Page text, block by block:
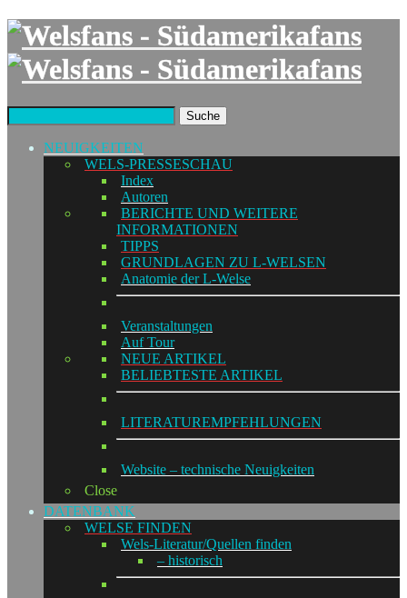
Suche
NEUIGKEITEN
WELS-PRESSESCHAU
Index
Autoren
BERICHTE UND WEITERE
INFORMATIONEN
TIPPS
GRUNDLAGEN ZU L-WELSEN
Anatomie der L-Welse
Veranstaltungen
Auf Tour
NEUE ARTIKEL
BELIEBTESTE ARTIKEL
LITERATUREMPFEHLUNGEN
Website – technische Neuigkeiten
Close
DATENBANK
WELSE FINDEN
Wels-Literatur/Quellen finden
– historisch